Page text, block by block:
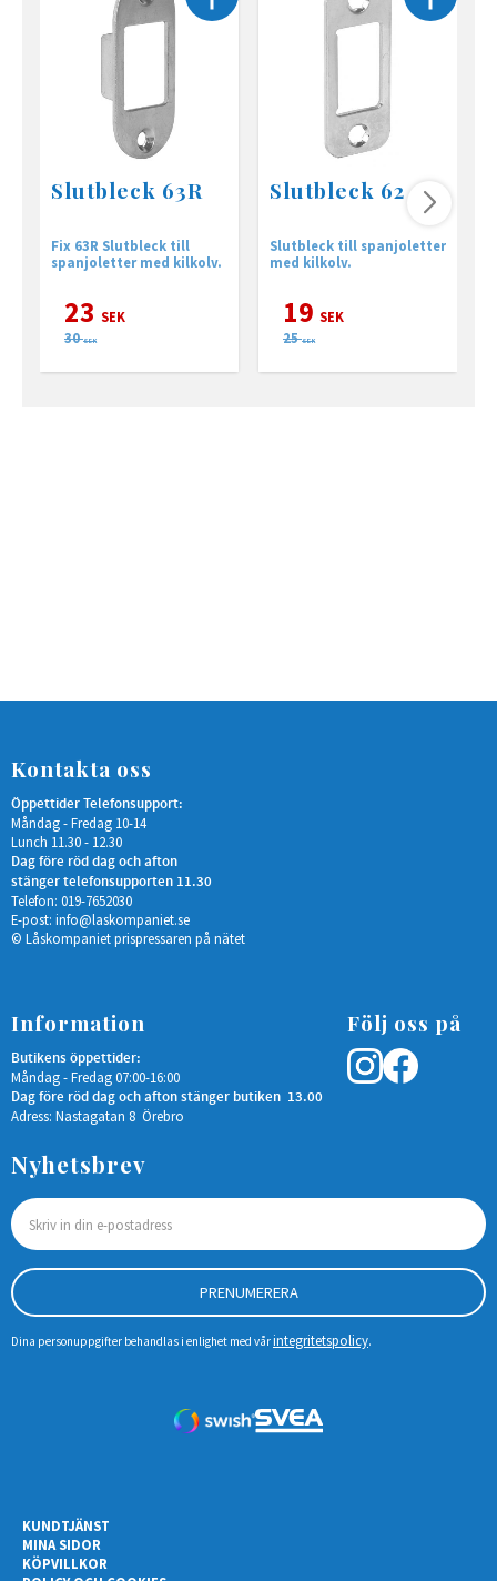
Slutbleck 63R
Fix 63R Slutbleck till
spanjoletter med kilkolv.
23 SEK
30 SEK
Slutbleck 62
Slutbleck till spanjoletter
med kilkolv.
19 SEK
25 SEK
Kontakta oss
Öppettider Telefonsupport:
Måndag - Fredag 10-14
Lunch 11.30 - 12.30
Dag före röd dag och afton
stänger telefonsupporten 11.30
Telefon: 019-7652030
E-post: info@laskompaniet.se
© Låskompaniet prispressaren på nätet
Information
Butikens öppettider:
Måndag - Fredag 07:00-16:00
Dag före röd dag och afton stänger butiken 13.00
Adress: Nastagatan 8 Örebro
Följ oss på
Nyhetsbrev
PRENUMERERA
Dina personuppgifter behandlas i enlighet med vårintegritetspolicy.
KUNDTJÄNST
MINA SIDOR
KÖPVILLKOR